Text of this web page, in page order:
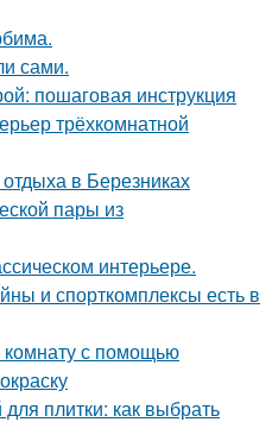
сами.
пошаговая инструкция
трёхкомнатной
в Березниках
пары из
интерьере.
и спорткомплексы есть в
комнату с помощью
плитки: как выбрать